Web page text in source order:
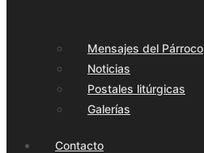
Mensajes del Párroco
Noticias
Postales litúrgicas
Galerías
Contacto